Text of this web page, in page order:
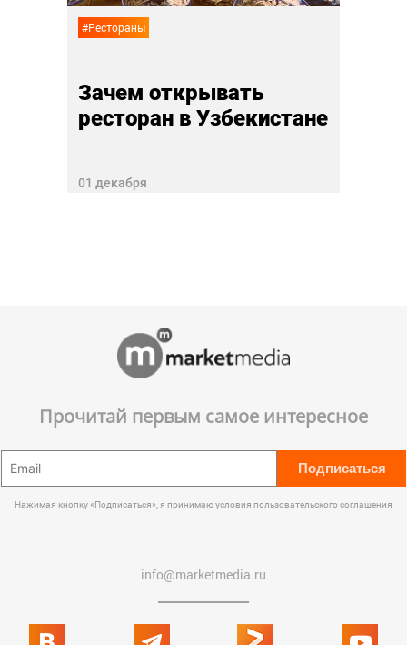
#Рестораны
Зачем открывать
ресторан в Узбекистане
01 декабря
Прочитай первым самое интересное
Подписаться
Нажимая кнопку «Подписаться», я принимаю условия пользовательского соглашения
info@marketmedia.ru